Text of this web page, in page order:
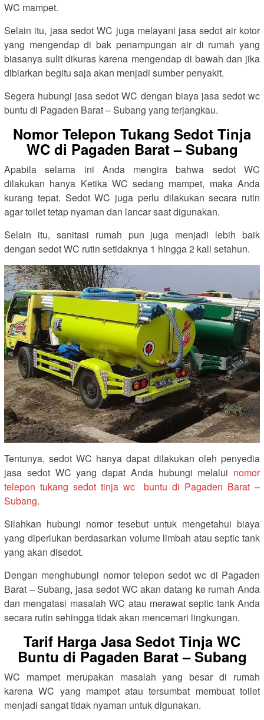
WC mampet.
Selain itu, jasa sedot WC juga melayani jasa sedot air kotor
yang mengendap di bak penampungan air di rumah yang
biasanya sulit dikuras karena mengendap di bawah dan jika
dibiarkan begitu saja akan menjadi sumber penyakit.
Segera hubungi jasa sedot WC dengan biaya jasa sedot wc
buntu di Pagaden Barat – Subang yang terjangkau.
Nomor Telepon Tukang Sedot Tinja
WC di Pagaden Barat – Subang
Apabila selama ini Anda mengira bahwa sedot WC
dilakukan hanya Ketika WC sedang mampet, maka Anda
kurang tepat. Sedot WC juga perlu dilakukan secara rutin
agar toilet tetap nyaman dan lancar saat digunakan.
Selain itu, sanitasi rumah pun juga menjadi lebih baik
dengan sedot WC rutin setidaknya 1 hingga 2 kali setahun.
Tentunya, sedot WC hanya dapat dilakukan oleh penyedia
jasa sedot WC yang dapat Anda hubungi melalui nomor
telepon tukang sedot tinja wc buntu di Pagaden Barat –
Subang.
Silahkan hubungi nomor tesebut untuk mengetahui biaya
yang diperlukan berdasarkan volume limbah atau septic tank
yang akan disedot.
Dengan menghubungi nomor telepon sedot wc di Pagaden
Barat – Subang, jasa sedot WC akan datang ke rumah Anda
dan mengatasi masalah WC atau merawat septic tank Anda
secara rutin sehingga tidak akan mencemari lingkungan.
Tarif Harga Jasa Sedot Tinja WC
Buntu di Pagaden Barat – Subang
WC mampet merupakan masalah yang besar di rumah
karena WC yang mampet atau tersumbat membuat toilet
menjadi sangat tidak nyaman untuk digunakan.